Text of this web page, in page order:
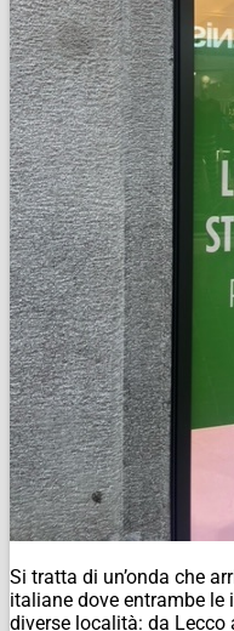
Si tratta di un’onda che
italiane dove entrambe le
diverse località: da Lecco